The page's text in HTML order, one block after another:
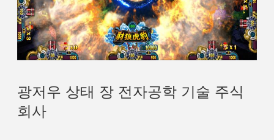
광저우 상태 장 전자공학 기술 주식
회사